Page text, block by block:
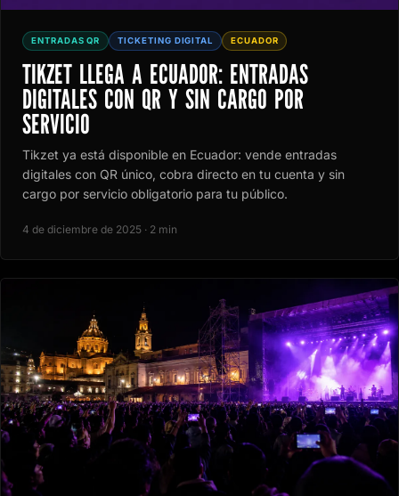
ENTRADAS QR TICKETING DIGITAL ECUADOR
TIKZET LLEGA A ECUADOR: ENTRADAS
DIGITALES CON QR Y SIN CARGO POR
SERVICIO
Tikzet ya está disponible en Ecuador: vende entradas
digitales con QR único, cobra directo en tu cuenta y sin
cargo por servicio obligatorio para tu público.
4 de diciembre de 2025 · 2 min